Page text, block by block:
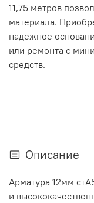
11,75 метров
материала.
надежное
или ремонта с
средств.
Описание
Арматура 12мм
и